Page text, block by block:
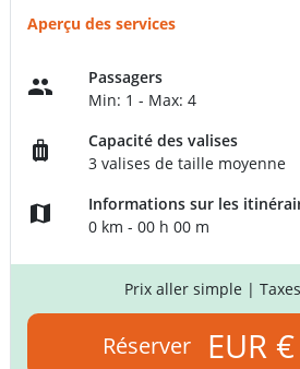
Aperçu des services
Passagers
Min: 1 - Max: 4
Capacité des valises
3 valises de taille moyenne
Informations sur les
0 km - 00 h 00 m
Prix aller simple |
Réserver EUR